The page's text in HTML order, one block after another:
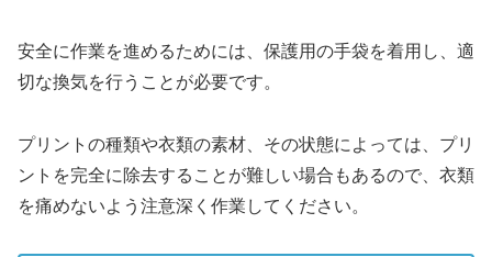
安全に作業を進めるためには、保護用の手袋を着用し、適
切な換気を行うことが必要です。
プリントの種類や衣類の素材、その状態によっては、プリ
ントを完全に除去することが難しい場合もあるので、衣類
を痛めないよう注意深く作業してください。